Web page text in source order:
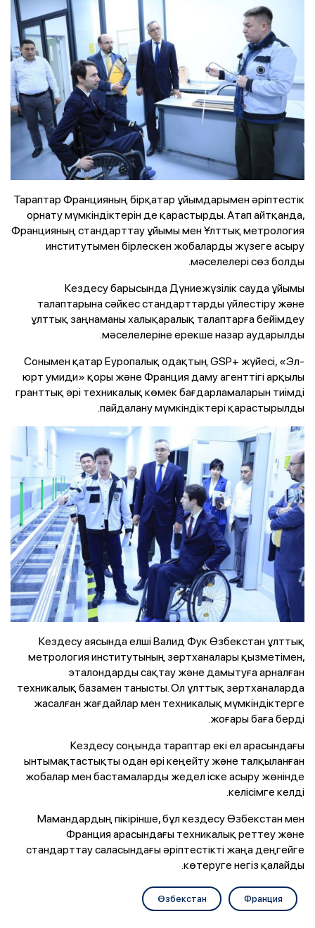
Тараптар Францияның бірқатар ұйымдарымен әріптестік
орнату мүмкіндіктерін де қарастырды. Атап айтқанда,
Францияның стандарттау ұйымы мен Ұлттық метрология
институтымен бірлескен жобаларды жүзеге асыру
мәселелері сөз болды.
Кездесу барысында Дүниежүзілік сауда ұйымы
талаптарына сәйкес стандарттарды үйлестіру және
ұлттық заңнаманы халықаралық талаптарға бейімдеу
мәселелеріне ерекше назар аударылды.
Сонымен қатар Еуропалық одақтың GSP+ жүйесі, «Эл-
юрт умиди» қоры және Франция даму агенттігі арқылы
гранттық әрі техникалық көмек бағдарламаларын тиімді
пайдалану мүмкіндіктері қарастырылды.
Кездесу аясында елші Валид Фук Өзбекстан ұлттық
метрология институтының зертханалары қызметімен,
эталондарды сақтау және дамытуға арналған
техникалық базамен танысты. Ол ұлттық зертханаларда
жасалған жағдайлар мен техникалық мүмкіндіктерге
жоғары баға берді.
Кездесу соңында тараптар екі ел арасындағы
ынтымақтастықты одан әрі кеңейту және талқыланған
жобалар мен бастамаларды жедел іске асыру жөнінде
келісімге келді.
Мамандардың пікірінше, бұл кездесу Өзбекстан мен
Франция арасындағы техникалық реттеу және
стандарттау саласындағы әріптестікті жаңа деңгейге
көтеруге негіз қалайды.
Франция
Өзбекстан